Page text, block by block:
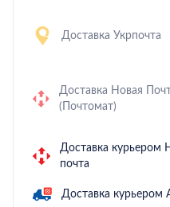
Доставка Укрпочта
Доставка Новая
(Почтомат)
Доставка курьером
почта
Доставка курьером